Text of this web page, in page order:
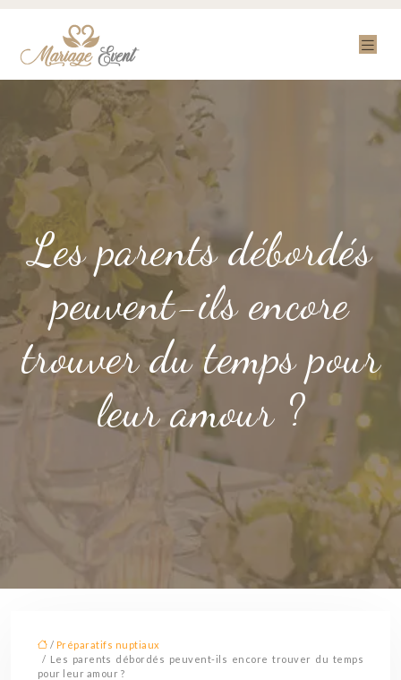
Les parents débordés
peuvent-ils encore
trouver du temps pour
leur amour ?
/ Préparatifs nuptiaux
/ Les parents débordés peuvent-ils encore trouver du temps
pour leur amour ?